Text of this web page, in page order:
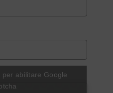
abilitare Google